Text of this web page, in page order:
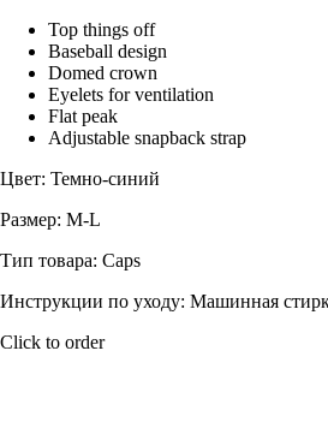
Top things off
Baseball design
Domed crown
Eyelets for ventilation
Flat peak
Adjustable snapback strap
Цвет: Темно-синий
Размер: M-L
Тип товара: Caps
Инструкции по уходу: Машинная
Click to order